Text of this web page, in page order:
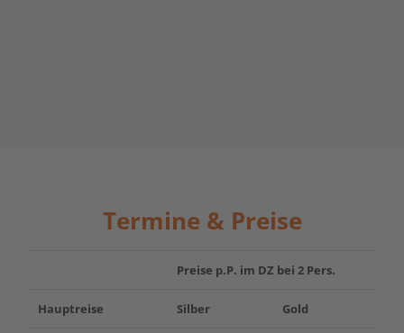
Termine & Preise
Preise p.P. im DZ bei 2 Pers.
Hauptreise Silber Gold